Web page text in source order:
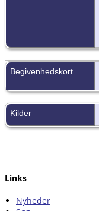
Begivenhedskort
Kilder
Links
Nyheder